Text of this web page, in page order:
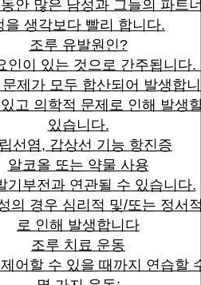
안 많은 남성과 그들의 파트
을 생각보다 빨리 합니다.
조루 유발원인?
인이 있는 것으로 간주됩니다.
제가 모두 합산되어 발생합
고 의학적 문제로 인해 발생
있습니다.
선염, 갑상선 기능 항진증
알코올 또는 약물 사용
기부전과 연관될 수 있습니다.
의 경우 심리적 및/또는 정서
로 인해 발생합니다
조루 치료 운동
어할 수 있을 때까지 연습할